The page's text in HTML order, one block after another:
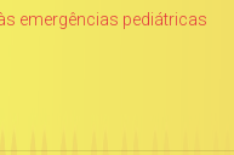
emergências pediátricas